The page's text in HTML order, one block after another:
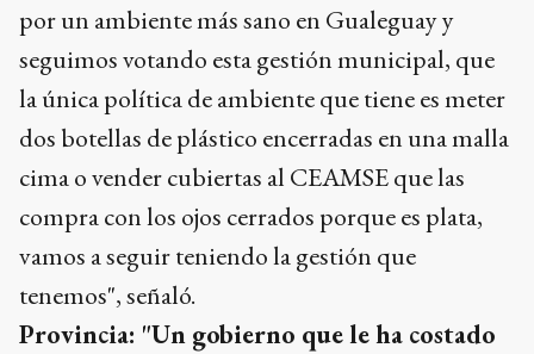
por un ambiente más sano en Gualeguay y
seguimos votando esta gestión municipal, que
la única política de ambiente que tiene es meter
dos botellas de plástico encerradas en una malla
cima o vender cubiertas al CEAMSE que las
compra con los ojos cerrados porque es plata,
vamos a seguir teniendo la gestión que
tenemos", señaló.
Provincia: "Un gobierno que le ha costado